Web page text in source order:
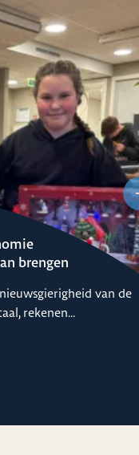
brengen
van de
rekenen...